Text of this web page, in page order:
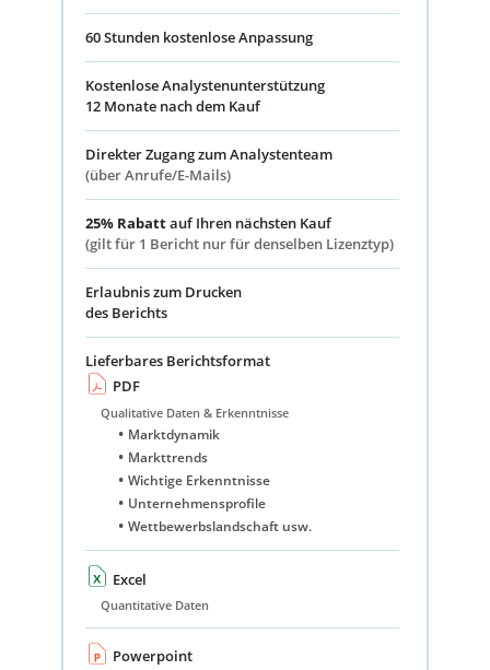
60 Stunden kostenlose Anpassung
Kostenlose Analystenunterstützung
12 Monate nach dem Kauf
Direkter Zugang zum Analystenteam
(über Anrufe/E-Mails)
25% Rabattauf Ihren nächsten Kauf
(gilt für 1 Bericht nur für denselben Lizenztyp)
Erlaubnis zum Drucken
des Berichts
Lieferbares Berichtsformat
PDF
Qualitative Daten & Erkenntnisse
Marktdynamik
Markttrends
Wichtige Erkenntnisse
Unternehmensprofile
Wettbewerbslandschaft usw.
Excel
Quantitative Daten
Powerpoint